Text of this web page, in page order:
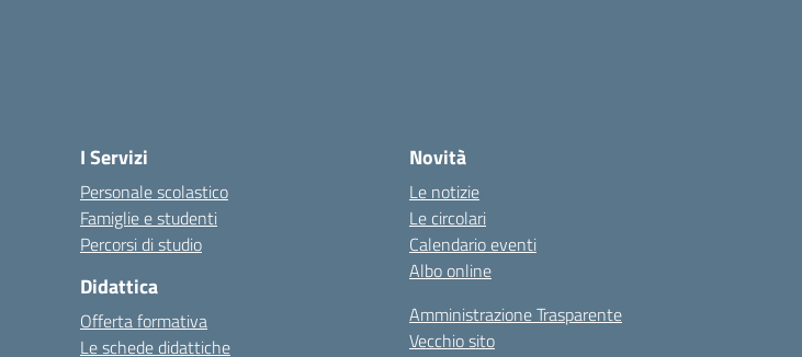
I Servizi
Personale scolastico
Famiglie e studenti
Percorsi di studio
Didattica
Offerta formativa
Le schede didattiche
Novità
Le notizie
Le circolari
Calendario eventi
Albo online
Amministrazione Trasparente
Vecchio sito